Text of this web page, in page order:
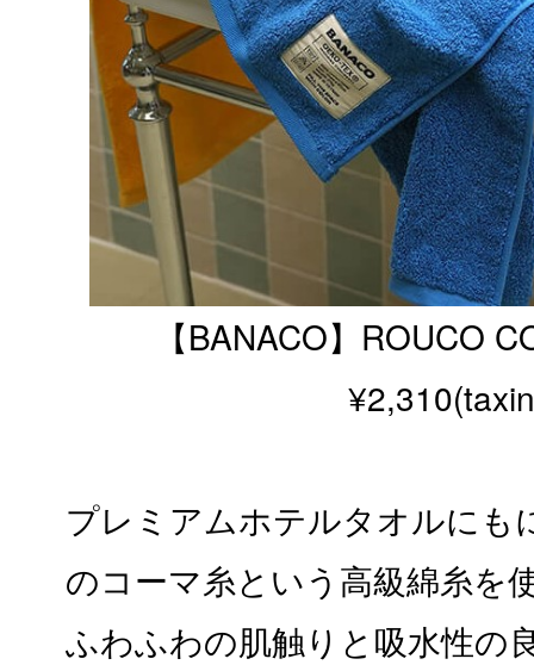
【BANACO】ROUCO
プレミアムホテルタオルにも
のコーマ糸という高級綿糸を
ふわふわの肌触りと吸水性の